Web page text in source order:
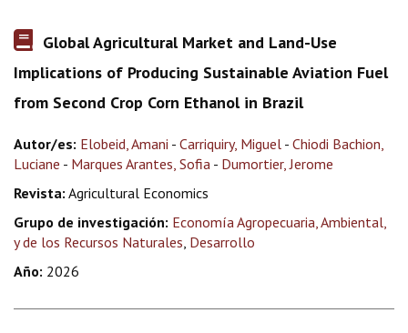
Global Agricultural Market and Land-Use
Implications of Producing Sustainable Aviation Fuel
from Second Crop Corn Ethanol in Brazil
Autor/es: Elobeid, Amani - Carriquiry, Miguel - Chiodi Bachion,
Luciane - Marques Arantes, Sofia - Dumortier, Jerome
Revista: Agricultural Economics
Grupo de investigación: Economía Agropecuaria, Ambiental,
y de los Recursos Naturales, Desarrollo
Año: 2026